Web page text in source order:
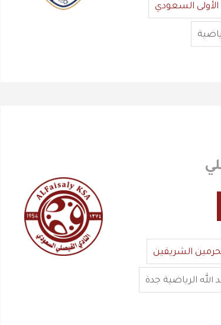
الأولى السعودي
الشريفين
الله الرياضية جدة